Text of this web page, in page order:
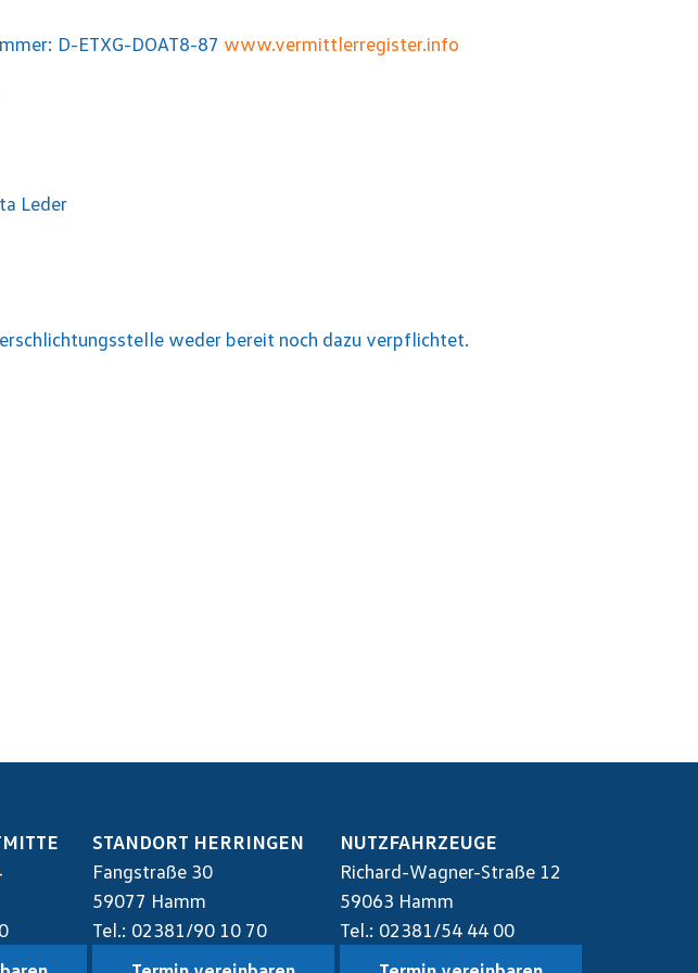
D-ETXG-DOAT8-87 www.vermittlerregister.info
Leder
weder bereit noch dazu verpflichtet.
STANDORT HERRINGEN
Fangstraße 30
59077 Hamm
Tel.: 02381/90 10 70
NUTZFAHRZEUGE
Richard-Wagner-Straße 12
59063 Hamm
Tel.: 02381/54 44 00